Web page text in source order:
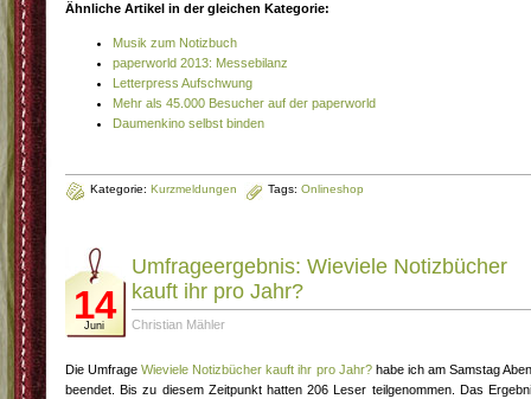
Ähnliche Artikel in der gleichen Kategorie:
Musik zum Notizbuch
paperworld 2013: Messebilanz
Letterpress Aufschwung
Mehr als 45.000 Besucher auf der paperworld
Daumenkino selbst binden
Kategorie: Kurzmeldungen Tags: Onlineshop
14
Juni
Umfrageergebnis: Wieviele Notizbücher
kauft ihr pro Jahr?
Christian Mähler
Die UmfrageWieviele Notizbücher kauft ihr pro Jahr?habe ich am Samstag
beendet. Bis zu diesem Zeitpunkt hatten 206 Leser teilgenommen. Das